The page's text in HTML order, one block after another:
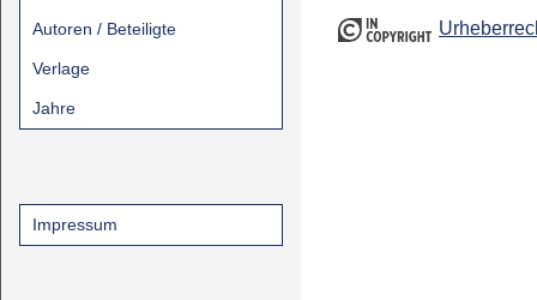
Autoren / Beteiligte
Verlage
Jahre
Impressum